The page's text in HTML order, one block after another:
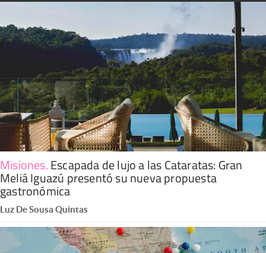
Misiones.Escapada de lujo a las Cataratas: Gran
Meliá Iguazú presentó su nueva propuesta
gastronómica
Luz De Sousa Quintas